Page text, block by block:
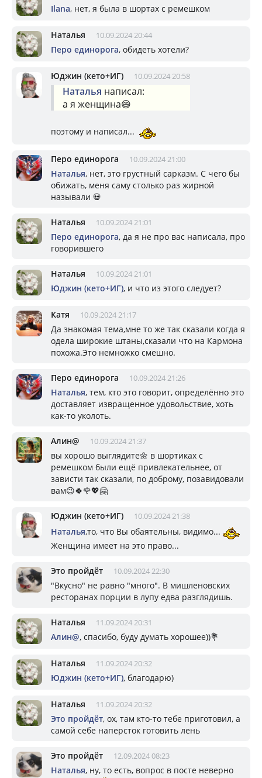
Ilana, нет, я была в шортах с ремешком
Наталья 10.09.2024 20:44
Перо единорога, обидеть хотели?
Юджин (кето+ИГ) 10.09.2024 20:58
Наталья написал:
а я женщина😄
поэтому и написал...
Перо единорога 10.09.2024 21:00
Наталья, нет, это грустный сарказм. С чего бы
обижать, меня саму столько раз жирной
называли 💀
Наталья 10.09.2024 21:01
Перо единорога, да я не про вас написала, про
говорившего
Наталья 10.09.2024 21:01
Юджин (кето+ИГ), и что из этого следует?
Катя 10.09.2024 21:17
Да знакомая тема,мне то же так сказали когда я
одела широкие штаны,сказали что на Кармона
похожа.Это немножко смешно.
Перо единорога 10.09.2024 21:26
Наталья, тем, кто это говорит, определённо это
доставляет извращенное удовольствие, хоть
как-то уколоть.
Алин@ 10.09.2024 21:37
вы хорошо выглядите🌼 в шортиках с
ремешком были ещё привлекательнее, от
зависти так сказали, по доброму, позавидовали
вам😉🍀🌹💖🤗
Юджин (кето+ИГ) 10.09.2024 21:38
Наталья,то, что Вы обаятельны, видимо...
Женщина имеет на это право...
Это пройдёт 10.09.2024 22:30
"Вкусно" не равно "много". В мишленовских
ресторанах порции в лупу едва разглядишь.
Наталья 11.09.2024 20:31
Алин@, спасибо, буду думать хорошее))💐
Наталья 11.09.2024 20:32
Юджин (кето+ИГ), благодарю)
Наталья 11.09.2024 20:32
Это пройдёт, ох, там кто-то тебе приготовил, а
самой себе наперсток готовить лень
Это пройдёт 12.09.2024 08:23
Наталья, ну, то есть, вопрос в посте неверно